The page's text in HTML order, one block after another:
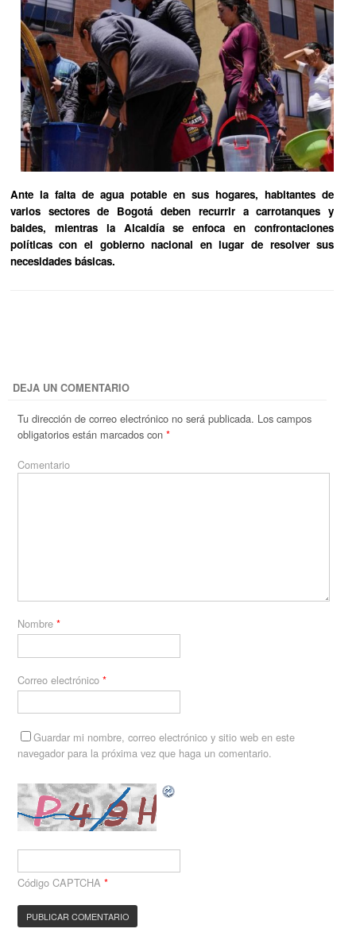
Ante la falta de agua potable en sus hogares, habitantes de
varios sectores de Bogotá deben recurrir a carrotanques y
baldes, mientras la Alcaldía se enfoca en confrontaciones
políticas con el gobierno nacional en lugar de resolver sus
necesidades básicas.
DEJA UN COMENTARIO
Tu dirección de correo electrónico no será publicada. Los campos
obligatorios están marcados con*
Comentario
Nombre*
Correo electrónico*
Guardar mi nombre, correo electrónico y sitio web en este
navegador para la próxima vez que haga un comentario.
Código CAPTCHA *